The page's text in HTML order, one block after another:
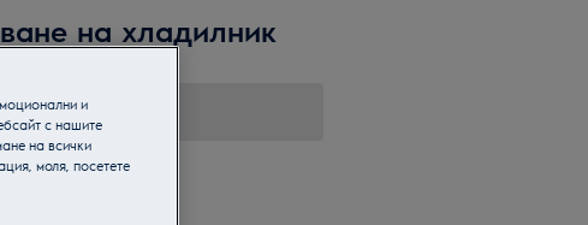
на хладилник
и
с нашите
на всички
моля, посетете